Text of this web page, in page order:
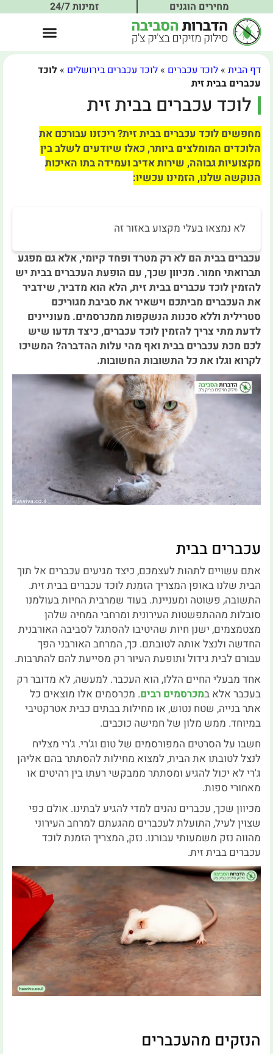
מחירים הוגנים זמינות 24/7
דף הבית »לוכד עכברים »לוכד עכברים בירושלים »לוכד
עכברים בבית זית
לוכד עכברים בבית זית
מחפשים לוכד עכברים בבית זית? ריכזנו עבורכם את
הלוכדים המומלצים ביותר, כאלו שיודעים לשלב בין
מקצועיות גבוהה, שירות אדיב ועמידה בתו האיכות
הנוקשה שלנו, הזמינו עכשיו:
לא נמצאו בעלי מקצוע באזור זה
עכברים בבית הם לא רק מטרד ופחד קיומי, אלא גם מפגע
תברואתי חמור. מכיוון שכך, עם הופעת העכברים בבית יש
להזמין לוכד עכברים בבית זית, הלא הוא מדביר, שידביר
את העכברים מביתכם וישאיר את סביבת מגוריכם
סטרילית וללא סכנות הנשקפות ממכרסמים. מעוניינים
לדעת מתי צריך להזמין לוכד עכברים, כיצד תדעו שיש
לכם מכת עכברים בבית ואף מהי עלות ההדברה? המשיכו
לקרוא וגלו את כל התשובות החשובות.
עכברים בבית
אתם עשויים לתהות לעצמכם, כיצד מגיעים עכברים אל תוך
הבית שלנו באופן המצריך הזמנת לוכד עכברים בבית זית.
התשובה, פשוטה ומעניינת. בעוד שמרבית החיות בעולמנו
סובלות מההתפשטות העירונית ומרחבי המחיה שלהן
מצטמצמים, ישנן חיות שהיטיבו להסתגל לסביבה האורבנית
החדשה ולנצל אותה לטובתם. כך, המרחב האורבני הפך
עבורם לבית גידול ותופעת העיור רק מסייעת להם להתרבות.
אחד מבעלי החיים הללו, הוא העכבר. למעשה, לא מדובר רק
בעכבר אלא במכרסמים רבים. מכרסמים אלו מוצאים כל
אתר בנייה, שטח נטוש, או מחילות בבתים כבית אטרקטיבי
במיוחד. ממש מלון של חמישה כוכבים.
חשבו על הסרטים המפורסמים של טום וג'רי. ג'רי מצליח
לנצל לטובתו את הבית, למצוא מחילות להסתתר בהם אליהן
ג'רי לא יכול להגיע ומסתתר ממבקשי רעתו בין רהיטים או
מאחורי ספות.
מכיוון שכך, עכברים נהנים למדי להגיע לבתינו. אולם כפי
שצוין לעיל, התועלת לעכברים מהגעתם למרחב העירוני
מהווה נזק משמעותי עבורנו. נזק, המצריך הזמנת לוכד
עכברים בבית זית.
הנזקים מהעכברים